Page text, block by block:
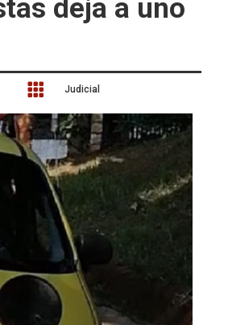
deja a uno
 Judicial